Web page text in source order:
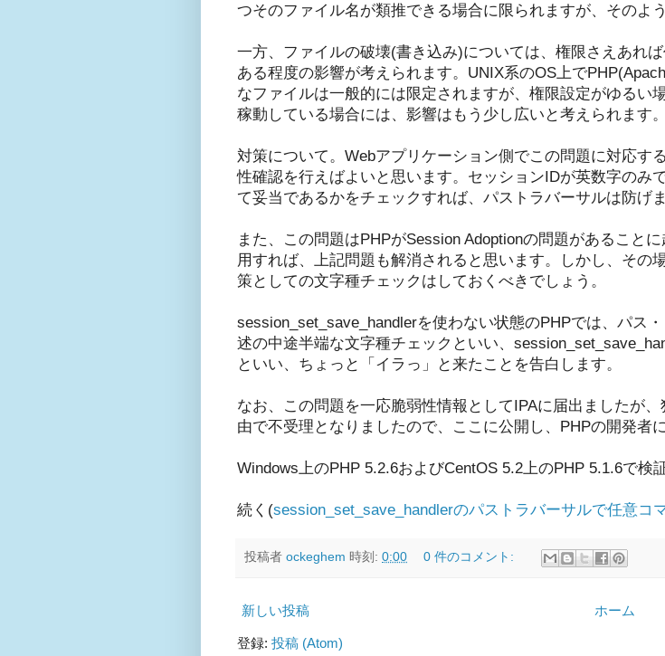
つそのファイル名が類推できる場合に限られますが、そのよ
一方、ファイルの破壊(書き込み)については、権限さえあれ
ある程度の影響が考えられます。UNIX系のOS上で
なファイルは一般的には限定されますが、権限設定がゆるい
稼動している場合には、影響はもう少し広いと考えられます。
対策について。Webアプリケーション側でこの問題に対応す
性確認を行えばよいと思います。セッションIDが英数字のみ
て妥当であるかをチェックすれば、パストラバーサルは防げま
また、この問題はPHPがSession Adoptionの問題があること
用すれば、上記問題も解消されると思います。しかし、その
策としての文字種チェックはしておくべきでしょう。
session_set_save_handlerを使わない状態のPHPでは、パス
述の中途半端な文字種チェックといい、
といい、ちょっと「イラっ」と来たことを告白します。
なお、この問題を一応脆弱性情報としてIPAに届出ましたが
由で不受理となりましたので、ここに公開し、PHPの開発者
Windows上のPHP 5.2.6およびCentOS 5.2上のPHP 5.1.6で検
続く(session_set_save_handlerのパストラバーサルで任意コ
投稿者 ockeghem 時刻: 0:00 0 件のコメント:
新しい投稿 ホーム
登録: 投稿 (Atom)